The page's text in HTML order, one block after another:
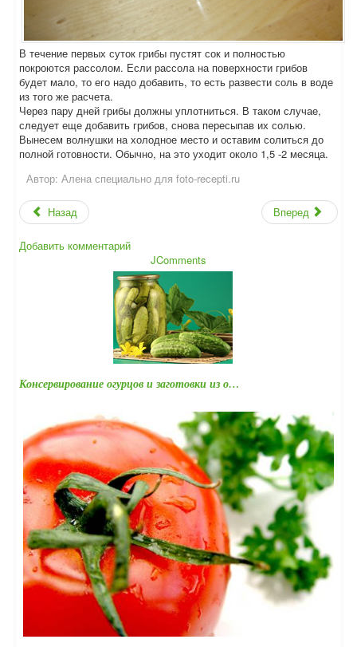
В течение первых суток грибы пустят сок и полностью
покроются рассолом. Если рассола на поверхности грибов
будет мало, то его надо добавить, то есть развести соль в воде
из того же расчета.
Через пару дней грибы должны уплотниться. В таком случае,
следует еще добавить грибов, снова пересыпав их солью.
Вынесем волнушки на холодное место и оставим солиться до
полной готовности. Обычно, на это уходит около 1,5 -2 месяца.
Автор: Алена специально для foto-recepti.ru
Назад Вперед
Добавить комментарий
JComments
Консервирование огурцов и заготовки из о…